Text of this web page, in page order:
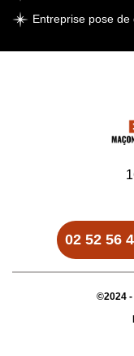
Entreprise pose
02 52 56
©2024 -